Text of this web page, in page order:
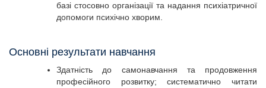
базі стосовно організації та надання психіатричної
допомоги психічно хворим.
Основні результати навчання
Здатність до самонавчання та продовження
професійного розвитку; систематично читати